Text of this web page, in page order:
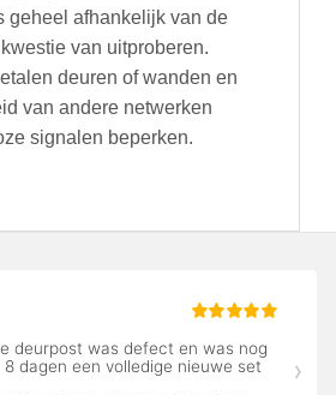
geheel afhankelijk van de
van uitproberen.
deuren of wanden en
van andere netwerken
signalen beperken.